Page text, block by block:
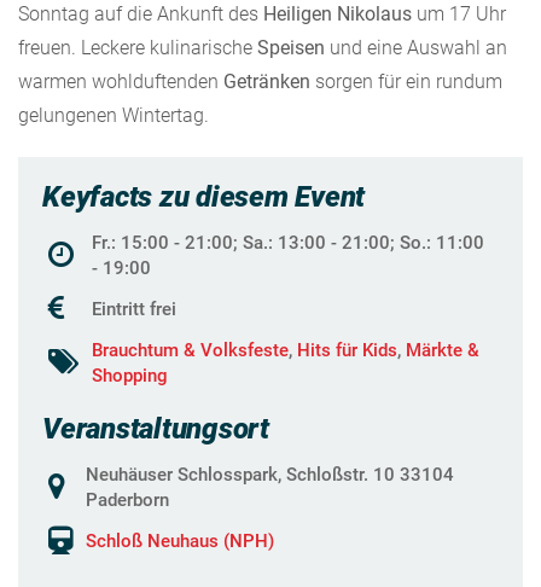
Sonntag auf die Ankunft des Heiligen Nikolaus um 17 Uhr
freuen. Leckere kulinarische Speisen und eine Auswahl an
warmen wohlduftenden Getränken sorgen für ein rundum
gelungenen Wintertag.
Keyfacts zu diesem Event
Fr.: 15:00 - 21:00; Sa.: 13:00 - 21:00; So.: 11:00
- 19:00
Eintritt frei
Brauchtum & Volksfeste, Hits für Kids, Märkte &
Shopping
Veranstaltungsort
Neuhäuser Schlosspark, Schloßstr. 10 33104
Paderborn
Schloß Neuhaus (NPH)